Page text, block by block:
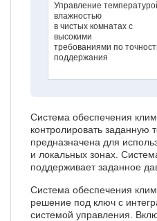
Управление
влажностью
в чистых комнатах с
высокими
требованиями по
поддержания
Система обеспечения
контролировать заданную
предназначена для
и локальных зонах.
поддерживает заданное
Система обеспечения
решение под ключ с
системой управления.